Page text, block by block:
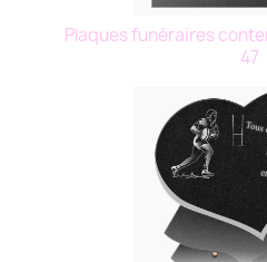
Plaques funéraires
47